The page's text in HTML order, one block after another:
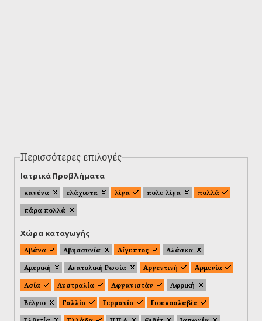
Περισσότερες επιλογές
Ιατρικά Προβλήματα
κανένα ελάχιστα λίγα πολυ λίγα
πολλά
πάρα πολλά
Χώρα καταγωγής
Αβάνα Αβησσυνία Αίγυπτος
Αλάσκα
Αμερική
Ανατολική Ρωσία Αργεντινή
Αρμενία
Ασία
Αυστραλία Αφγανιστάν
Αφρική
Βέλγιο
Γαλλία Γερμανία
Γιουκοσλαβία